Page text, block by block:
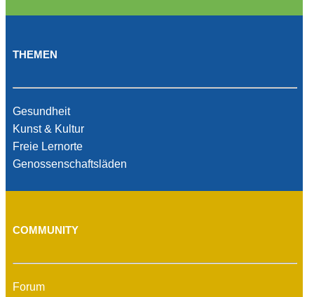
THEMEN
Gesundheit
Kunst & Kultur
Freie Lernorte
Genossenschaftsläden
COMMUNITY
Forum